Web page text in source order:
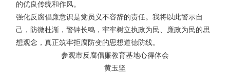
的优良传统和作风。
强化反腐倡廉意识是党员义不容辞的责任。我将以此警示自
己，防微杜渐，警钟长鸣，牢牢树立执政为民、廉政为民的思
想观念，真正筑牢拒腐防变的思想道德防线。
参观市反腐倡廉教育基地心得体会
黄玉坚